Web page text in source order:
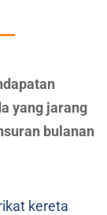
yang jarang
bulanan
kereta